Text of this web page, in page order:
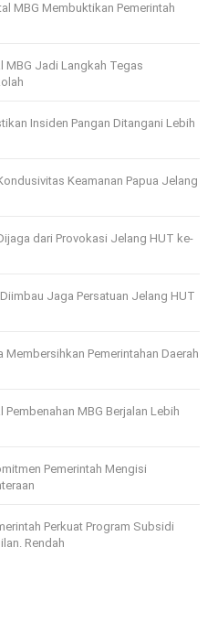
MBG Membuktikan Pemerintah
MBG Jadi Langkah Tegas
Insiden Pangan Ditangani Lebih
Keamanan Papua Jelang
dari Provokasi Jelang HUT ke-
Jaga Persatuan Jelang HUT
Pemerintahan Daerah
MBG Berjalan Lebih
Pemerintah Mengisi
Perkuat Program Subsidi
Rendah